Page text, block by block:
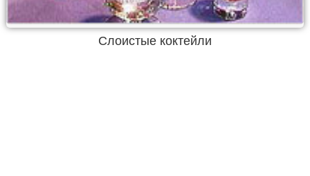
Слоистые коктейли